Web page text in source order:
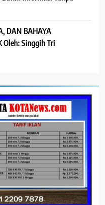
DAN BAHAYA
Oleh: Singgih Tri